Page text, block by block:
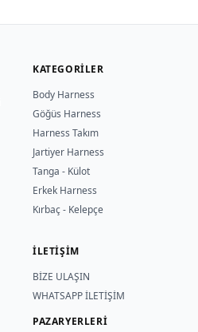
KATEGORILER
Body Harness
Göğüs Harness
Harness Takım
Jartiyer Harness
Tanga - Külot
Erkek Harness
Kırbaç - Kelepçe
İLETİŞİM
BİZE ULAŞIN
WHATSAPP İLETİŞİM
PAZARYERLERİ